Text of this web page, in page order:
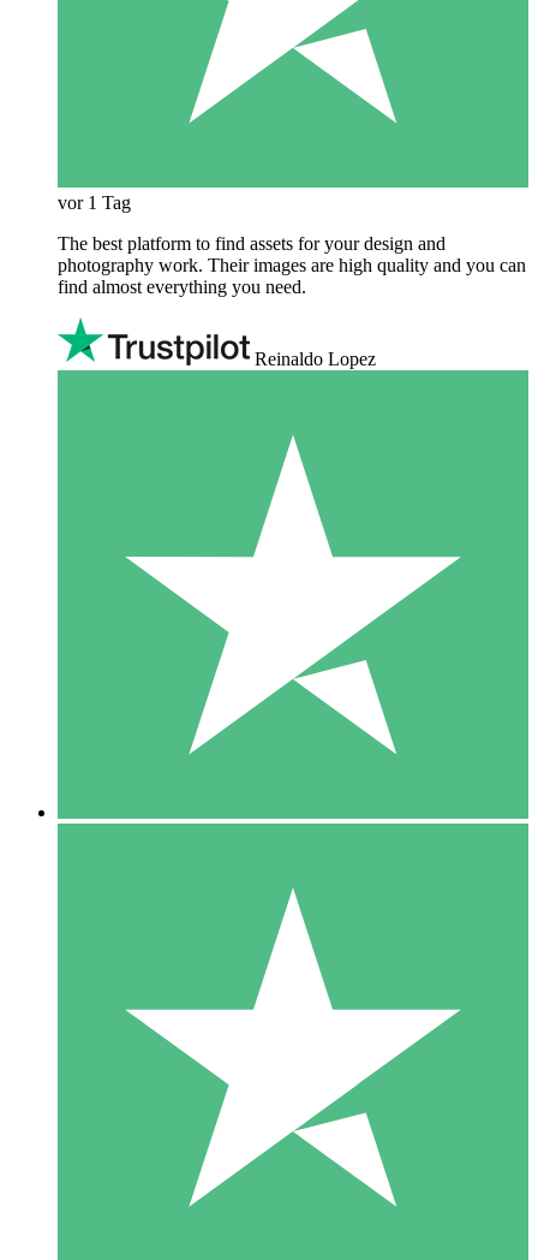
vor 1 Tag
The best platform to find assets for your design and
photography work. Their images are high quality and you can
find almost everything you need.
Reinaldo Lopez